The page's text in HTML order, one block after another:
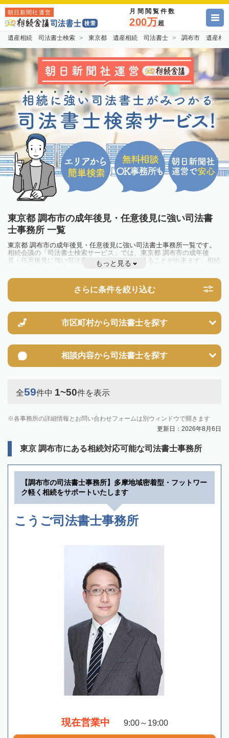
朝日新聞社運営 月間閲覧件数
200万超
遺産相続 司法書士検索 東京都 遺産相続 司法書士 調布市 遺産相
東京都 調布市の成年後見・任意後見に強い司法書
士事務所 一覧
東京都 調布市の成年後見・任意後見に強い司法書士事務所一覧です。
相続会議の「司法書士検索サービス」では、東京都 調布市の成年後
見・任意後見に強い司法書士事務所を一覧で見ることが出来ます。相続
のトラブルやお悩みを抱えている方は一度近隣の司法書士に相談してみ
もっと見る
さらに条件を絞り込む
市区町村から司法書士を探す
相談内容から司法書士を探す
全59件中 1~50件を表示
各事務所の詳細情報とお問い合わせフォームは別ウィンドウで開きます
更新日：2026年8月6日
東京 調布市にある相続対応可能な司法書士事務所
【調布市の司法書士事務所】多摩地域密着型・フットワー
ク軽く相続をサポートいたします
こうご司法書士事務所
現在営業中 9:00～19:00